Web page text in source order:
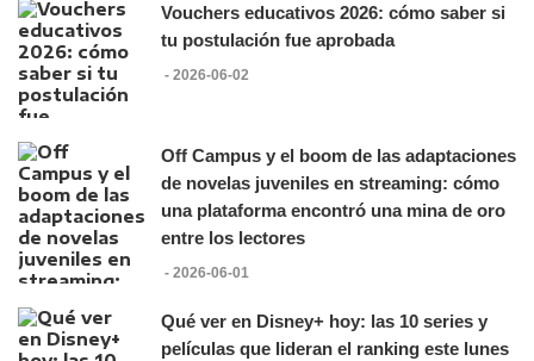
Vouchers educativos 2026: cómo saber si
tu postulación fue aprobada
- 2026-06-02
Off Campus y el boom de las adaptaciones
de novelas juveniles en streaming: cómo
una plataforma encontró una mina de oro
entre los lectores
- 2026-06-01
Qué ver en Disney+ hoy: las 10 series y
películas que lideran el ranking este lunes